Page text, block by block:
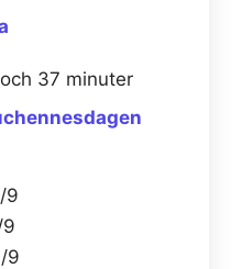
37 minuter
9
9